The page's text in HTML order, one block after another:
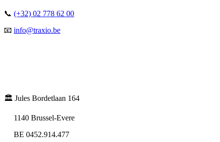
📞 (+32) 02 778 62 00
📧 info@traxio.be
🏛️ Jules Bordetlaan 164
1140 Brussel-Evere
BE 0452.914.477